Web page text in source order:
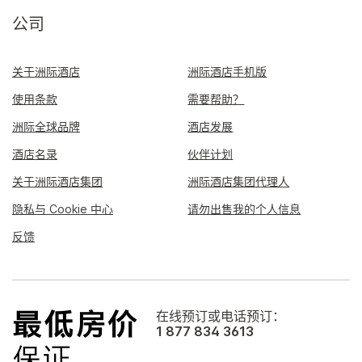
公司
关于洲际酒店
洲际酒店手机版
使用条款
需要帮助？
洲际全球品牌
酒店发展
酒店名录
伙伴计划
关于洲际酒店集团
洲际酒店集团代理人
隐私与 Cookie 中心
请勿出售我的个人信息
反馈
在线预订或电话预订：
1 877 834 3613